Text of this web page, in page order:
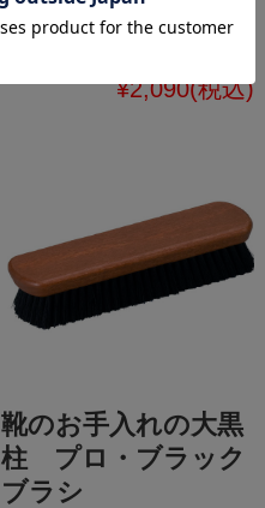
これ１本 クリーム
¥2,090(税込)
靴のお手入れの大黒
柱 プロ・ブラック
ブラシ